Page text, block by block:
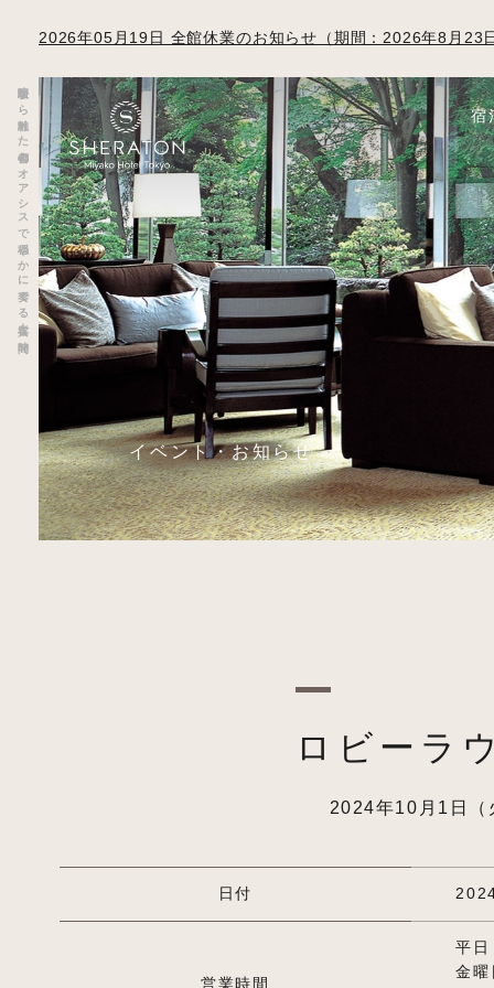
喧騒から離れた都会のオアシスで穏やかに奏でる上質な時間 宿
イベント・お知らせ
2026年05月19日 全館休業のお知らせ（期間：2026年8月
ロビーラ
2024年10月1日（
日付
営業時間
平
金